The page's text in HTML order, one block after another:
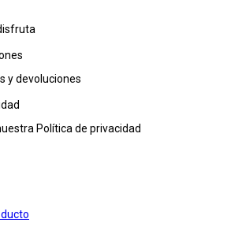
y devoluciones
Política de privacidad